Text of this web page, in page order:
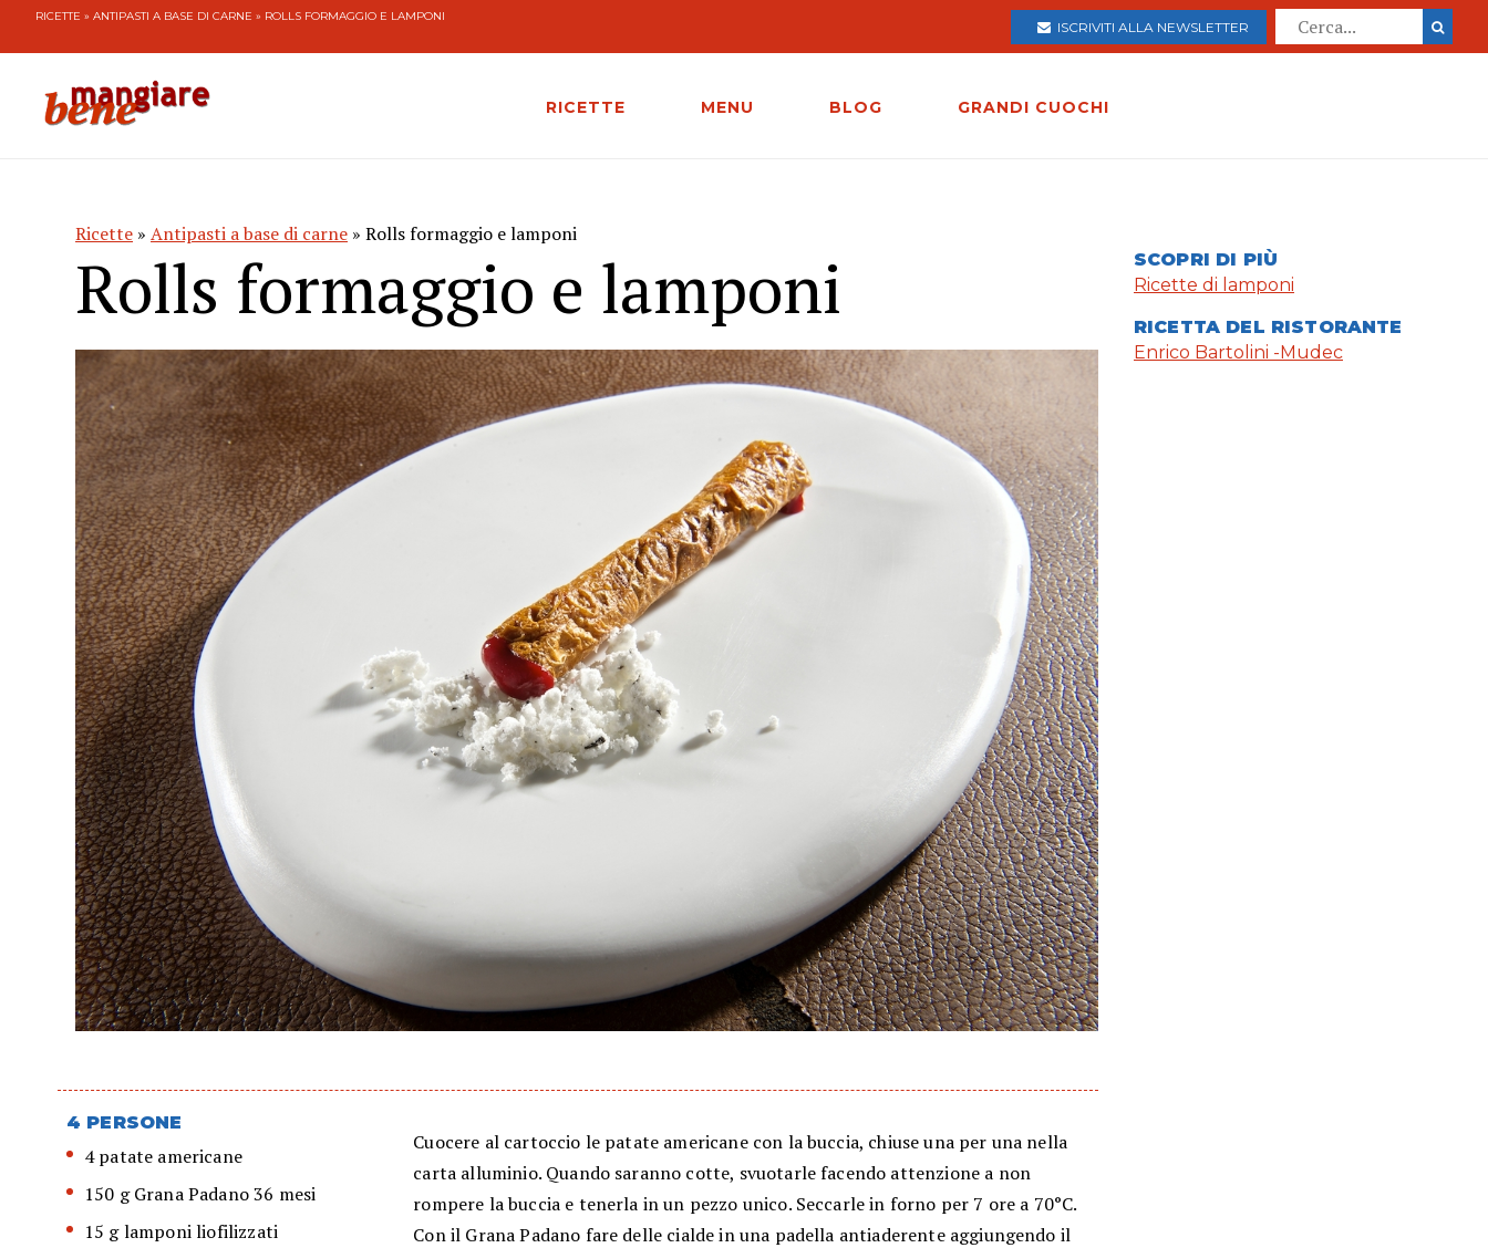
RICETTE » ANTIPASTI A BASE DI CARNE » ROLLS FORMAGGIO E LAMPONI
ISCRIVITI ALLA NEWSLETTER
RICETTE MENU BLOG GRANDI CUOCHI
Ricette » Antipasti a base di carne » Rolls formaggio e lamponi
Rolls formaggio e lamponi
4 PERSONE
4 patate americane
150 g Grana Padano 36 mesi
15 g lamponi liofilizzati
Cuocere al cartoccio le patate americane con la buccia, chiuse una per una nella
carta alluminio. Quando saranno cotte, svuotarle facendo attenzione a non
rompere la buccia e tenerla in un pezzo unico. Seccarle in forno per 7 ore a 70°C.
Con il Grana Padano fare delle cialde in una padella antiaderente aggiungendo il
SCOPRI DI PIÙ
Ricette di lamponi
RICETTA DEL RISTORANTE
Enrico Bartolini -Mudec